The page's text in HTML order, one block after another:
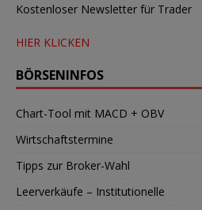
Kostenloser Newsletter für Trader
HIER KLICKEN
BÖRSENINFOS
Chart-Tool mit MACD + OBV
Wirtschaftstermine
Tipps zur Broker-Wahl
Leerverkäufe – Institutionelle